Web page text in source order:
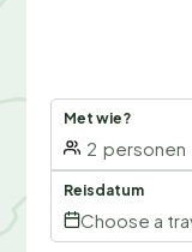
Met wie?
2 personen
Reisdatum
Choose a